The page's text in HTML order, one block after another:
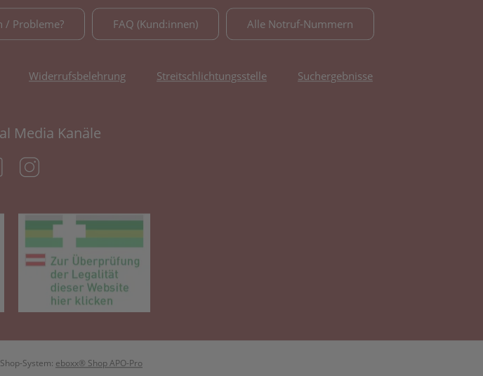
/ Probleme? FAQ (Kund:innen) Alle Notruf-Nummern
Widerrufsbelehrung Streitschlichtungsstelle Suchergebnisse
Media Kanäle
(öffnet in neuem Tab)
(öffnet in neuem Tab)
System: eboxx® Shop APO-Pro